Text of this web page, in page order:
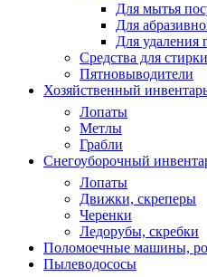
Для мытья
Для
Для удаления
Средства для стирки
Пятновыводители
Хозяйственный
Лопаты
Метлы
Грабли
Снегоуборочный
Лопаты
Движки, скреперы
Черенки
Ледорубы, скребки
Поломоечные машины,
Пылеводососы